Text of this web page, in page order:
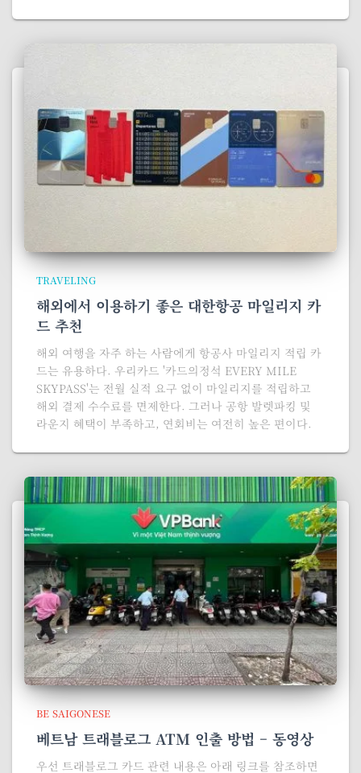
TRAVELING
해외에서 이용하기 좋은 대한항공 마일리지 카
드 추천
해외 여행을 자주 하는 사람에게 항공사 마일리지 적립 카
드는 유용하다. 우리카드 '카드의정석 EVERY MILE
SKYPASS'는 전월 실적 요구 없이 마일리지를 적립하고
해외 결제 수수료를 면제한다. 그러나 공항 발렛파킹 및
라운지 혜택이 부족하고, 연회비는 여전히 높은 편이다.
BE SAIGONESE
베트남 트래블로그 ATM 인출 방법 – 동영상
우선 트래블로그 카드 관련 내용은 아래 링크를 참조하면